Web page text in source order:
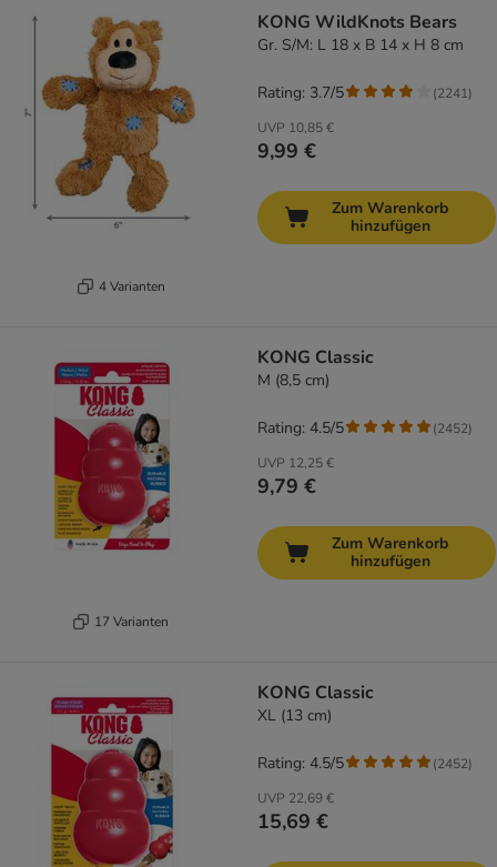
4 Varianten
KONG WildKnots Bears
Gr. S/M: L 18 x B 14 x H 8 cm
UVP 10,85 €
9,99 €
Rating: 3.7/5 (2241)
Zum Warenkorb
hinzufügen
17 Varianten
KONG Classic
M (8,5 cm)
UVP 12,25 €
9,79 €
Rating: 4.5/5 (2452)
Zum Warenkorb
hinzufügen
KONG Classic
XL (13 cm)
UVP 22,69 €
15,69 €
Rating: 4.5/5 (2452)